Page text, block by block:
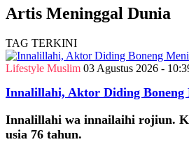
Artis Meninggal Dunia
TAG TERKINI
Lifestyle Muslim 03 Agustus 2026 -
Innalillahi, Aktor Diding Boneng
Innalillahi wa innailaihi rojiun.
usia 76 tahun.